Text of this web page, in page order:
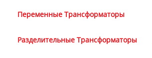
Переменные Трансформаторы
Разделительные Трансформаторы